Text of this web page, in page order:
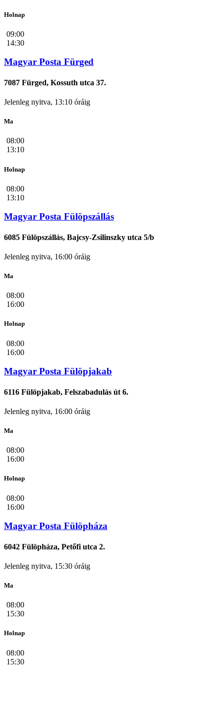
Holnap
09:00
14:30
Magyar Posta Fürged
7087 Fürged, Kossuth utca 37.
Jelenleg nyitva, 13:10 óráig
Ma
08:00
13:10
Holnap
08:00
13:10
Magyar Posta Fülöpszállás
6085 Fülöpszállás, Bajcsy-Zsilinszky utca 5/b
Jelenleg nyitva, 16:00 óráig
Ma
08:00
16:00
Holnap
08:00
16:00
Magyar Posta Fülöpjakab
6116 Fülöpjakab, Felszabadulás út 6.
Jelenleg nyitva, 16:00 óráig
Ma
08:00
16:00
Holnap
08:00
16:00
Magyar Posta Fülöpháza
6042 Fülöpháza, Petőfi utca 2.
Jelenleg nyitva, 15:30 óráig
Ma
08:00
15:30
Holnap
08:00
15:30